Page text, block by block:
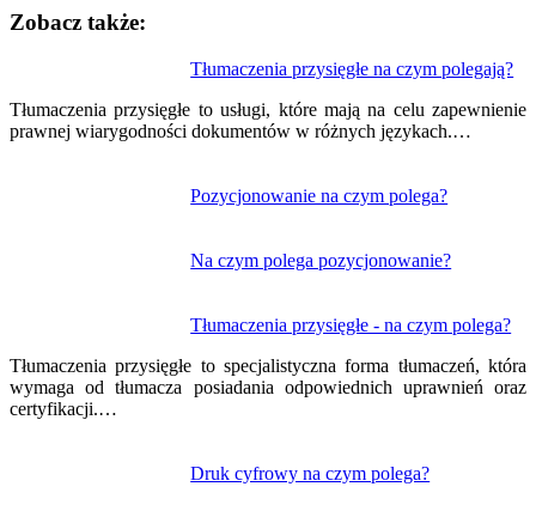
Zobacz także:
Tłumaczenia przysięgłe na czym polegają?
Tłumaczenia przysięgłe to usługi, które mają na celu zapewnienie
prawnej wiarygodności dokumentów w różnych językach.…
Pozycjonowanie na czym polega?
Na czym polega pozycjonowanie?
Tłumaczenia przysięgłe - na czym polega?
Tłumaczenia przysięgłe to specjalistyczna forma tłumaczeń, która
wymaga od tłumacza posiadania odpowiednich uprawnień oraz
certyfikacji.…
Druk cyfrowy na czym polega?
wpisu